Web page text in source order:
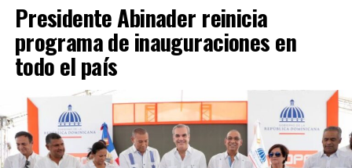
Presidente Abinader reinicia
programa de inauguraciones en
todo el país